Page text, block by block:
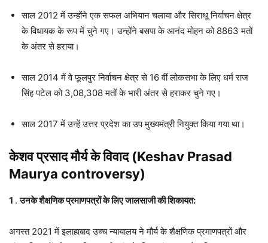
साल 2012 में उन्होंने एक सफल अभियान चलाया और सिराथू निर्वाचन क्षेत्र
के विधायक के रूप में चुने गए। उन्होंने बसपा के आनंद मोहन को 8863 मतों
के अंतर से हराया।
साल 2014 में वे फूलपुर निर्वाचन क्षेत्र से 16 वीं लोकसभा के लिए धर्म राज
सिंह पटेल को 3,08,308 मतों के भारी अंतर से हराकर चुने गए।
साल 2017 में उन्हें उत्तर प्रदेश का उप मुख्यमंत्री नियुक्त किया गया था।
केशव प्रसाद मौर्य के विवाद (Keshav Prasad
Maurya controversy)
1 .उनके शैक्षणिक प्रमाणपत्रों के लिए जालसाजी की शिकायत:
अगस्त 2021 में इलाहाबाद उच्च न्यायालय ने मौर्य के शैक्षणिक प्रमाणपत्रों और